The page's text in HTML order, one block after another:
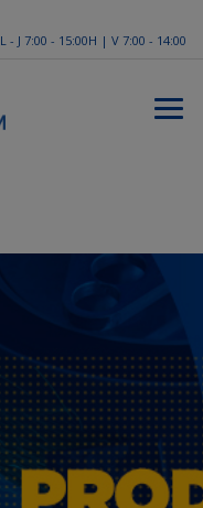
L - J 7:00 - 15:00H | V 7:00 - 14:00